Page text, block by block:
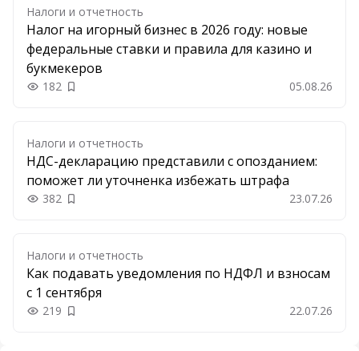
Налоги и отчетность
Налог на игорный бизнес в 2026 году: новые
федеральные ставки и правила для казино и
букмекеров
182 Добавить в закладки 05.08.26
Налоги и отчетность
НДС-декларацию представили с опозданием:
поможет ли уточненка избежать штрафа
382 Добавить в закладки 23.07.26
Налоги и отчетность
Как подавать уведомления по НДФЛ и взносам
с 1 сентября
219 Добавить в закладки 22.07.26